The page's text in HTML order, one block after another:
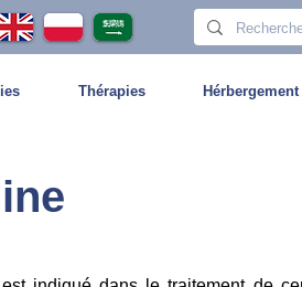
Thérapies Hérbergement